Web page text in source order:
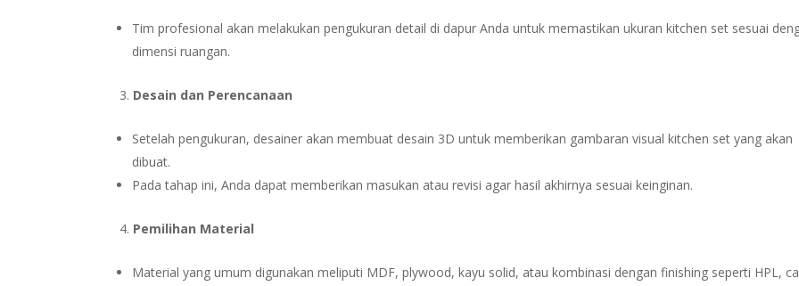
Tim profesional akan melakukan pengukuran detail di dapur Anda untuk memastikan ukuran kitchen set sesuai
dimensi ruangan.
Desain dan Perencanaan
Setelah pengukuran, desainer akan membuat desain 3D untuk memberikan gambaran visual kitchen set yang akan
dibuat.
Pada tahap ini, Anda dapat memberikan masukan atau revisi agar hasil akhirnya sesuai keinginan.
Pemilihan Material
Material yang umum digunakan meliputi MDF, plywood, kayu solid, atau kombinasi dengan finishing seperti HPL,